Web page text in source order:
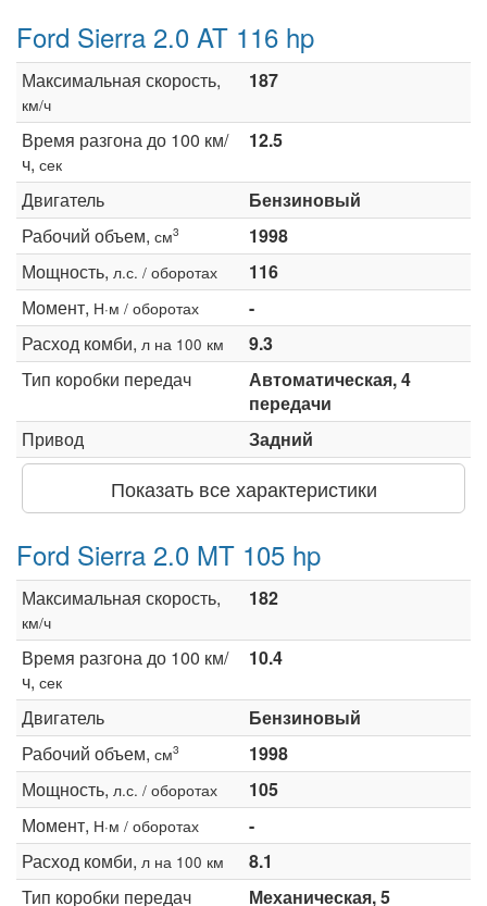
Ford Sierra 2.0 AT 116 hp
Максимальная скорость,
км/ч
187
Время разгона до 100 км/
ч, сек
12.5
Двигатель
Бензиновый
Рабочий объем, см3
1998
Мощность, л.с. / оборотах
116
Момент, Н·м / оборотах
-
Расход комби, л на 100 км
9.3
Тип коробки передач
Автоматическая, 4
передачи
Привод
Задний
Показать все характеристики
Ford Sierra 2.0 MT 105 hp
Максимальная скорость,
км/ч
182
Время разгона до 100 км/
ч, сек
10.4
Двигатель
Бензиновый
Рабочий объем, см3
1998
Мощность, л.с. / оборотах
105
Момент, Н·м / оборотах
-
Расход комби, л на 100 км
8.1
Тип коробки передач
Механическая, 5